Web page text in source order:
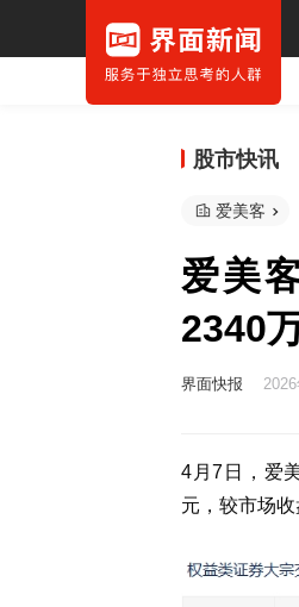
股市快讯
爱美客
爱美
2340
界面快报
4月7日，爱
元，较市场收